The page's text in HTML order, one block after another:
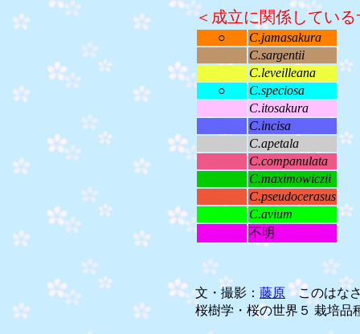
＜成立に関係してい
○
C.jamasakura
C.sargentii
C.leveilleana
○
C.speciosa
C.itosakura
C.incisa
C.apetala
C.companulata
C.maximowiczii
C.pseudocerasus
C.avium
不明
文・撮影： 藤原 このはな
桜樹学・桜の世界５ 栽培品